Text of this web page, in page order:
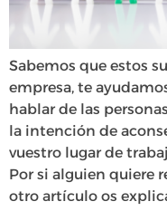
Sabemos que estos
empresa, te
hablar de las
la intención de
vuestro lugar de
Por si alguien quiere
otro artículo os